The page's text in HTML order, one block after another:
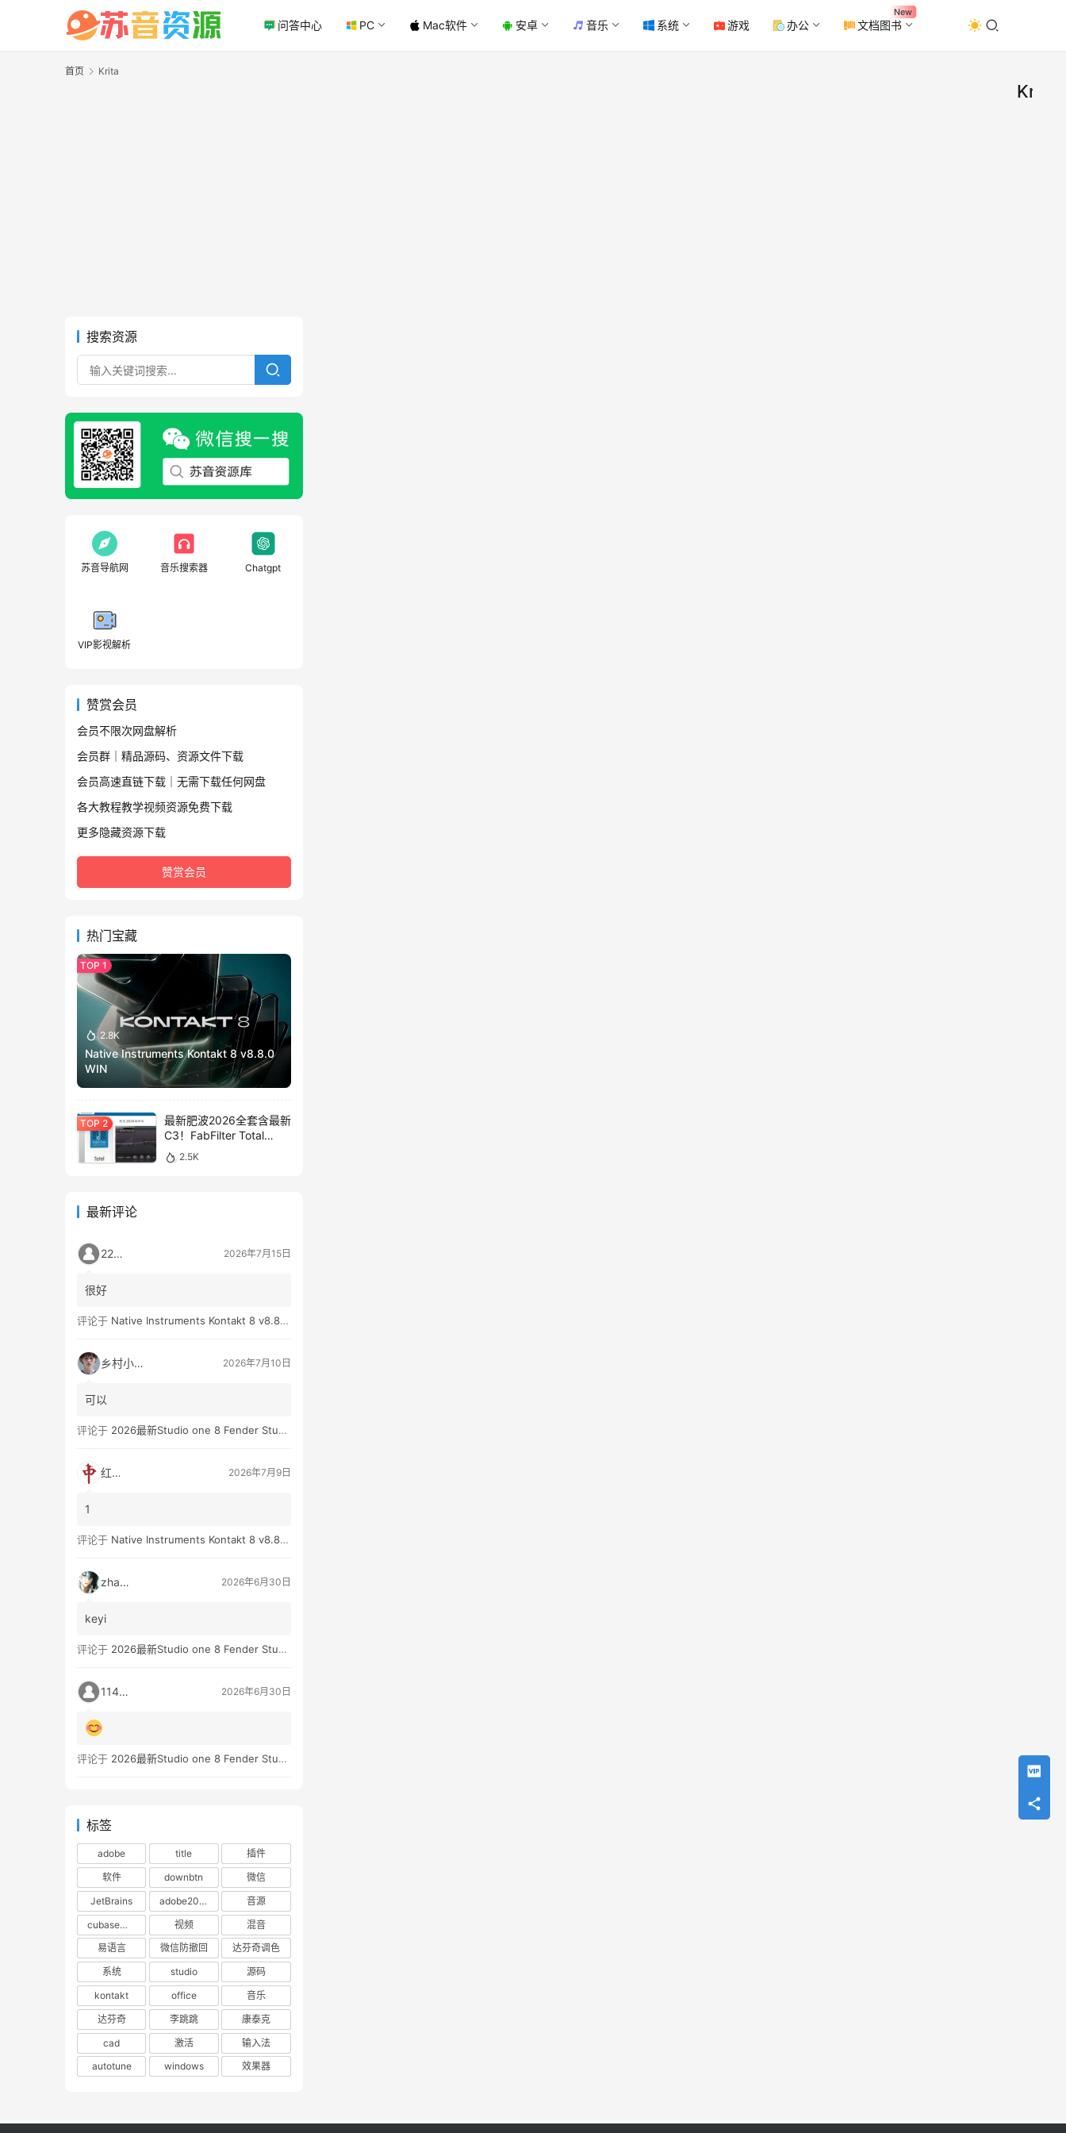
问答中心 PC Mac软件 安卓 音乐 系统 游戏 办公 文档图书
New
首页 Krita
Krita
搜索资源
苏音导航网 音乐搜索器 Chatgpt
VIP影视解析
赞赏会员
会员不限次网盘解析
会员群｜精品源码、资源文件下载
会员高速直链下载｜无需下载任何网盘
各大教程教学视频资源免费下载
更多隐藏资源下载
赞赏会员
热门宝藏
2.8K
Native Instruments Kontakt 8 v8.8.0
WIN
最新肥波2026全套含最新
C3！FabFilter Total
Bundle v2026.01.13
WIN&MAC
2.5K
最新评论
2259 2026年7月15日
很好
评论于 Native Instruments Kontakt 8 v8.8.0 WIN
乡村小孩👦 2026年7月10日
可以
评论于 2026最新Studio one 8 Fender Studio Pro 8 v8.0.0 WIN版 带扩展（附带安装教程）
红中 2026年7月9日
1
评论于 Native Instruments Kontakt 8 v8.8.0 WIN
zhan3 2026年6月30日
keyi
评论于 2026最新Studio one 8 Fender Studio Pro 8 v8.0.0 WIN版 带扩展（附带安装教程）
11431 2026年6月30日
评论于 2026最新Studio one 8 Fender Studio Pro 8 v8.0.0 WIN版 带扩展（附带安装教程）
标签
adobe title
插件
软件
downbtn
微信
JetBrains
adobe2023
音源
cubase下载
视频
混音
易语言
微信防撤回
达芬奇调色
系统
studio
源码
kontakt
office
音乐
达芬奇
李跳跳
康泰克
cad
激活
输入法
autotune
windows 效果器